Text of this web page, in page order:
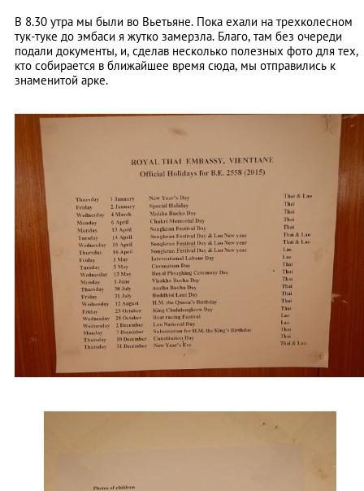
В 8.30 утра мы были во Вьетьяне. Пока ехали на трехколесном
тук-туке до эмбаси я жутко замерзла. Благо, там без очереди
подали документы, и, сделав несколько полезных фото для тех,
кто собирается в ближайшее время сюда, мы отправились к
знаменитой арке.